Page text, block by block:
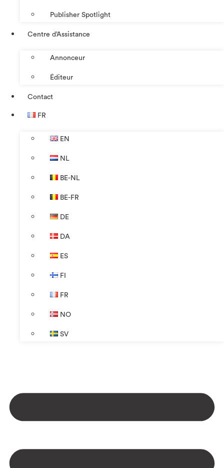
Publisher Spotlight
Centre d’Assistance
Annonceur
Éditeur
Contact
FR
EN
NL
BE-NL
BE-FR
DE
DA
ES
FI
FR
NO
SV